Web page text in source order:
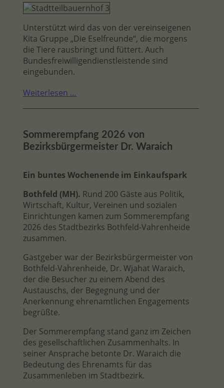
Unterstützt wird das von der vereinseigenen
Kita Gruppe „Die Eselfreunde“, die morgens
die Tiere rausbringt und füttert. Auch
Bundesfreiwilligendienstleistende sind
eingebunden.
Weiterlesen …
Sommerempfang 2026 von
Bezirksbürgermeister Dr. Waraich
Ein buntes Wochenende im Einkaufspark
Bothfeld (MH). Rund 200 Gäste aus Politik,
Wirtschaft, Kultur, Vereinen und sozialen
Einrichtungen kamen zum Sommerempfang
2026 des Stadtbezirks Bothfeld-Vahrenheide
zusammen.
Gastgeber war der Bezirksbürgermeister von
Bothfeld-Vahrenheide, Dr. Wjahat Waraich,
der die Besucher zu einem Abend des
Austauschs, der Begegnung und der
Anerkennung ehrenamtlichen Engagements
begrüßte.
Der Sommerempfang stand ganz im Zeichen
des gesellschaftlichen Zusammenhalts. In
seiner Ansprache betonte Dr. Waraich die
Bedeutung des Ehrenamts für das
Zusammenleben im Stadtbezirk.